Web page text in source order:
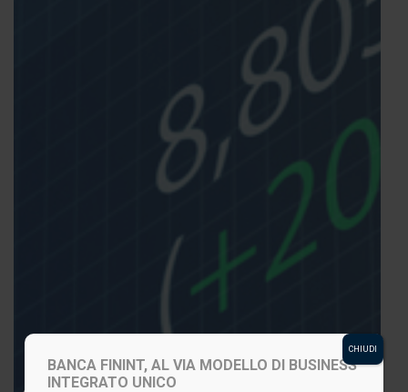
BANCA FININT, AL VIA MODELLO DI BUSINESS
INTEGRATO UNICO
CHIUDI